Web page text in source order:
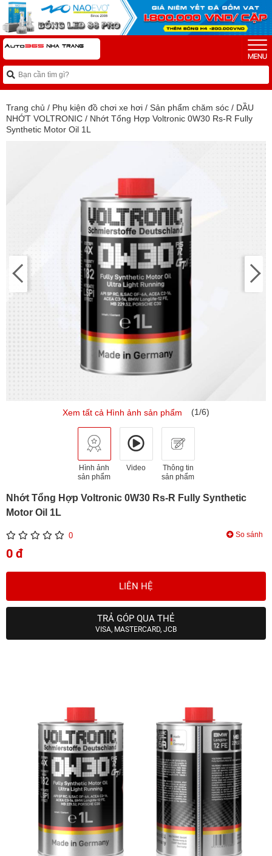
Trang chủ / Phụ kiện đồ chơi xe hơi / Sản phẩm chăm sóc / DẦU
NHỚT VOLTRONIC / Nhớt Tổng Hợp Voltronic 0W30 Rs-R Fully
Synthetic Motor Oil 1L
Xem tất cả Hình ảnh sản phẩm (1/6)
Hình ảnh
sản phẩm
Video
Thông tin
sản phẩm
Nhớt Tổng Hợp Voltronic 0W30 Rs-R Fully Synthetic
Motor Oil 1L
0 So sánh
0 đ
LIÊN HỆ
TRẢ GÓP QUA THẺ
VISA, MASTERCARD, JCB